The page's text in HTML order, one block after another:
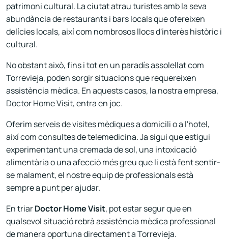
patrimoni cultural. La ciutat atrau turistes amb la seva
abundància de restaurants i bars locals que ofereixen
delícies locals, així com nombrosos llocs d'interès històric i
cultural.
No obstant això, fins i tot en un paradís assolellat com
Torrevieja, poden sorgir situacions que requereixen
assistència mèdica. En aquests casos, la nostra empresa,
Doctor Home Visit, entra en joc.
Oferim serveis de visites mèdiques a domicili o a l'hotel,
així com consultes de telemedicina. Ja sigui que estigui
experimentant una cremada de sol, una intoxicació
alimentària o una afecció més greu que li està fent sentir-
se malament, el nostre equip de professionals està
sempre a punt per ajudar.
En triarDoctor Home Visit, pot estar segur que en
qualsevol situació rebrà assistència mèdica professional
de manera oportuna directament a Torrevieja.